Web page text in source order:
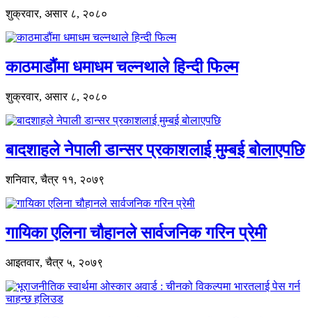
शुक्रवार, असार ८, २०८०
काठमाडौंमा धमाधम चल्नथाले हिन्दी फिल्म
शुक्रवार, असार ८, २०८०
बादशाहले नेपाली डान्सर प्रकाशलाई मुम्बई बोलाएपछि
शनिवार, चैत्र ११, २०७९
गायिका एलिना चौहानले सार्वजनिक गरिन प्रेमी
आइतवार, चैत्र ५, २०७९